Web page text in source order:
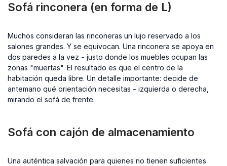
Sofá rinconera (en forma de L)
Muchos consideran las rinconeras un lujo reservado a los
salones grandes. Y se equivocan. Una rinconera se apoya en
dos paredes a la vez - justo donde los muebles ocupan las
zonas "muertas". El resultado es que el centro de la
habitación queda libre. Un detalle importante: decide de
antemano qué orientación necesitas - izquierda o derecha,
mirando el sofá de frente.
Sofá con cajón de almacenamiento
Una auténtica salvación para quienes no tienen suficientes